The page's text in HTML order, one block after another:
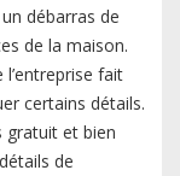
débarras de
de la maison.
l’entreprise fait
certains détails.
gratuit et bien
de